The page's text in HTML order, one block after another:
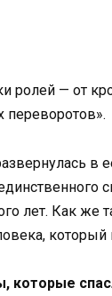
ролей — от
переворотов».
лет. Как же
которые